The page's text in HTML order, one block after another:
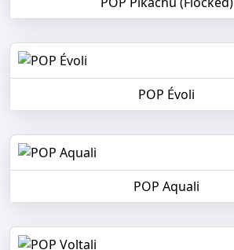
POP Évoli
POP Aquali